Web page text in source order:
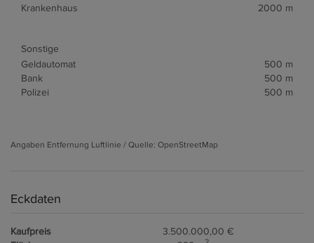
Krankenhaus
2000 m
Sonstige
Geldautomat
500 m
Bank
500 m
Polizei
500 m
Angaben Entfernung Luftlinie / Quelle: OpenStreetMap
Eckdaten
Kaufpreis
3.500.000,00 €